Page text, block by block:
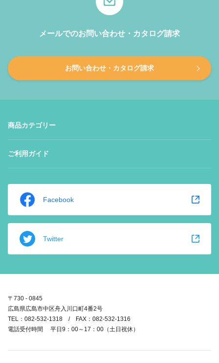
メールでのお問い合わせ・カタログ請求
お問い合わせ・カタログ請求
商品カテゴリー
ご利用ガイド
Facebook
Twitter
〒730 - 0845
広島県広島市中区舟入川口町4番2号
TEL：082-532-1318 / FAX：082-532-1316
電話受付時間 平日9：00～17：00（土日祝休）